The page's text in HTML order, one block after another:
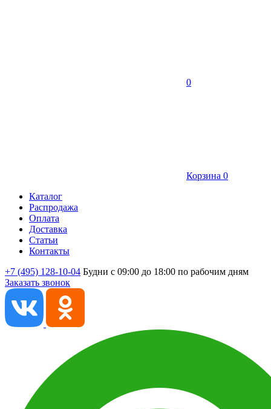
0
Корзина 0
Каталог
Распродажа
Оплата
Доставка
Статьи
Контакты
+7 (495) 128-10-04 Будни с 09:00 до 18:00 по рабочим дням
Заказать звонок